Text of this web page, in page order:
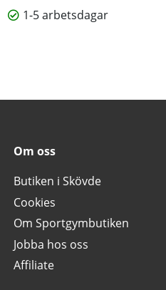
1-5 arbetsdagar
Om oss
Butiken i Skövde
Cookies
Om Sportgymbutiken
Jobba hos oss
Affiliate